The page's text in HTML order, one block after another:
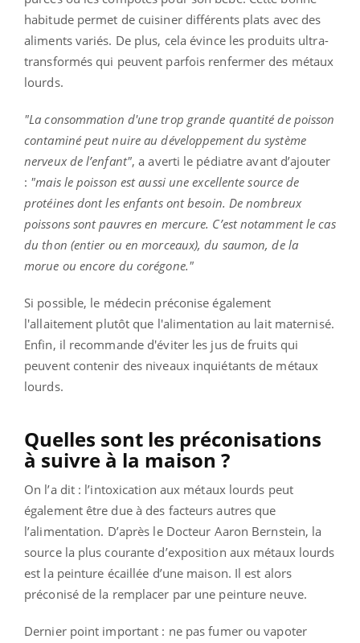
habitude permet de cuisiner différents plats avec des
aliments variés. De plus, cela évince les produits ultra-
transformés qui peuvent parfois renfermer des métaux
lourds.
"La consommation d'une trop grande quantité de poisson
contaminé peut nuire au développement du système
nerveux de l’enfant", a averti le pédiatre avant d’ajouter
: "mais le poisson est aussi une excellente source de
protéines dont les enfants ont besoin. De nombreux
poissons sont pauvres en mercure. C’est notamment le cas
du thon (entier ou en morceaux), du saumon, de la
morue ou encore du corégone."
Si possible, le médecin préconise également
l'allaitement plutôt que l'alimentation au lait maternisé.
Enfin, il recommande d'éviter les jus de fruits qui
peuvent contenir des niveaux inquiétants de métaux
lourds.
Quelles sont les préconisations
à suivre à la maison ?
On l’a dit : l’intoxication aux métaux lourds peut
également être due à des facteurs autres que
l’alimentation. D’après le Docteur Aaron Bernstein, la
source la plus courante d’exposition aux métaux lourds
est la peinture écaillée d’une maison. Il est alors
préconisé de la remplacer par une peinture neuve.
Dernier point important : ne pas fumer ou vapoter